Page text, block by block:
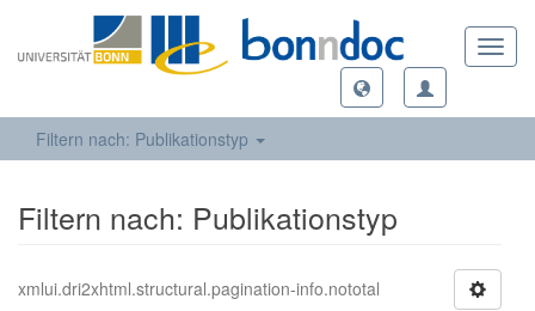
Filtern nach: Publikationstyp
Filtern nach: Publikationstyp
xmlui.dri2xhtml.structural.pagination-info.nototal